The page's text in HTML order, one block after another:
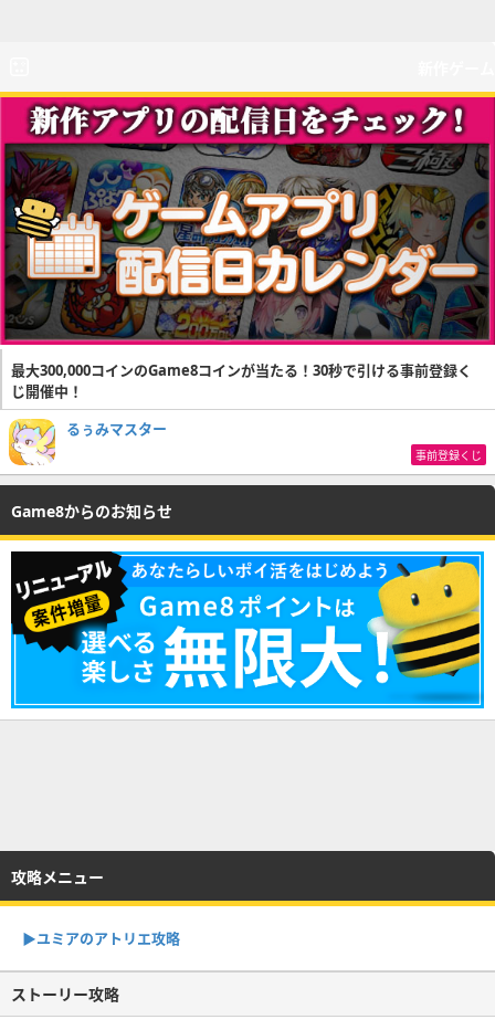
最大300,000コインのGame8コインが当たる！30秒で引ける事前登録く
じ開催中！
るぅみマスター
事前登録くじ
Game8からのお知らせ
攻略メニュー
▶︎ユミアのアトリエ攻略
ストーリー攻略